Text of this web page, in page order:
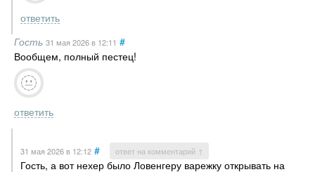
ответить
Гость 31 мая 2026в 12:11 #
Вообщем, полный пестец!
ответить
31 мая 2026в 12:12 # ответ на комментарий ↑
Гость, а вот нехер было Ловенгеру варежку открывать на